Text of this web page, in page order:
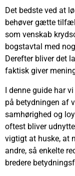
Det bedste ved at
behøver gætte
som venskab
bogstavtal med
Derefter bliver det
faktisk giver
I denne guide har
på betydningen af
samhørighed og
oftest bliver
vigtigt at huske, at
andre, så enkelte
bredere